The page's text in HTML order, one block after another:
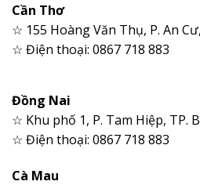
Cần Thơ
☆ 155 Hoàng Văn Thụ, P. An
☆ Điện thoại: 0867 718 883
Đồng Nai
☆ Khu phố 1, P. Tam Hiệp, TP.
☆ Điện thoại: 0867 718 883
Cà Mau